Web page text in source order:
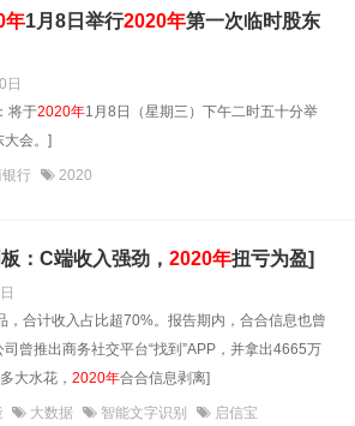
年1月8日举行2020年第一次临时股东
日
将于2020年1月8日（星期三）下午二时五十分举
大会。]
行 2020
：C端收入强劲， 2020年扭亏为盈]
，合计收入占比超70%。报告期内，合合信息也曾
曾推出商务社交平台“找到”APP，并拿出4665万
大水花， 2020年合合信息剥离]
大数据 智能文字识别 启信宝